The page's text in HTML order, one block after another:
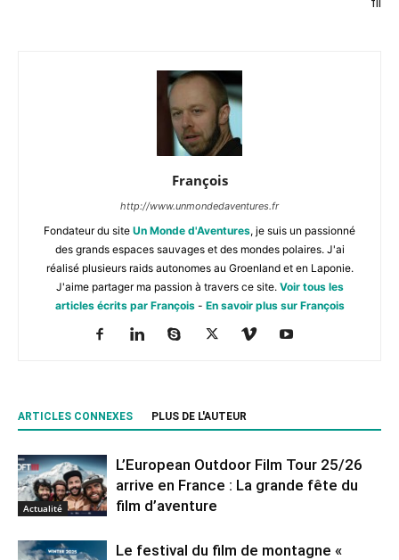
François
http://www.unmondedaventures.fr
Fondateur du site Un Monde d'Aventures, je suis un passionné
des grands espaces sauvages et des mondes polaires. J'ai
réalisé plusieurs raids autonomes au Groenland et en Laponie.
J'aime partager ma passion à travers ce site. Voir tous les
articles écrits par François- En savoir plus sur François
ARTICLES CONNEXES PLUS DE L'AUTEUR
Actualité
L’European Outdoor Film Tour 25/26
arrive en France : La grande fête du
film d’aventure
Le festival du film de montagne «